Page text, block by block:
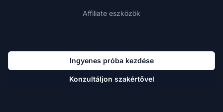
Affiliate eszközök
Ingyenes próba kezdése
Konzultáljon szakértővel